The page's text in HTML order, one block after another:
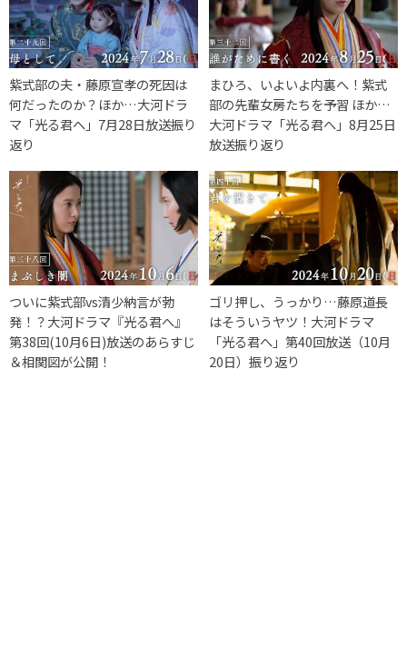
紫式部の夫・藤原宣孝の死因は
何だったのか？ほか…大河ドラ
マ「光る君へ」7月28日放送振り
返り
まひろ、いよいよ内裏へ！紫式
部の先輩女房たちを予習 ほか…
大河ドラマ「光る君へ」8月25日
放送振り返り
ついに紫式部vs清少納言が勃
発！？大河ドラマ『光る君へ』
第38回(10月6日)放送のあらすじ
＆相関図が公開！
ゴリ押し、うっかり…藤原道長
はそういうヤツ！大河ドラマ
「光る君へ」第40回放送（10月
20日）振り返り